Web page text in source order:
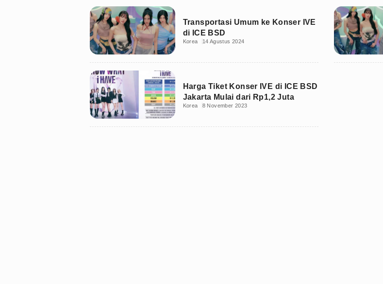
Transportasi Umum ke Konser IVE
di ICE BSD
Korea 14 Agustus 2024
Harga Tiket Konser IVE di ICE BSD
Jakarta Mulai dari Rp1,2 Juta
Korea 8 November 2023